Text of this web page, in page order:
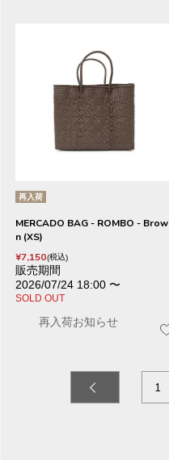
再入荷
MERCADO BAG - ROMBO - Brow
n (XS)
¥7,150 税込
販売期間
2026/07/24 18:00 〜
SOLD OUT
再入荷お知らせ
1